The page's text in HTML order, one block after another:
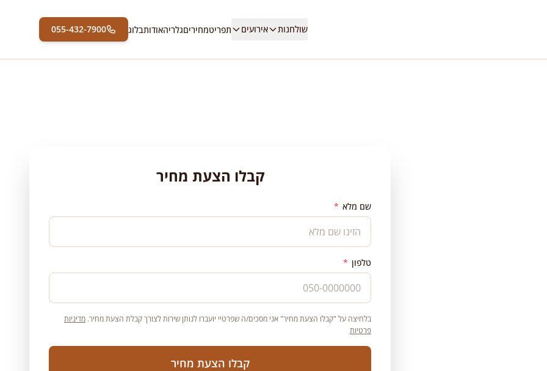
שולחנות אירועים תפריטמחיריםגלריהאודותבלוג 055-432-7900
קבלו הצעת מחיר
שם מלא *
טלפון *
בלחיצה על "קבלו הצעת מחיר" אני מסכים/ה שפרטיי יועברו לנותן שירות לצורך קבלת הצעת מחיר. מדיניות
פרטיות
קבלו הצעת מחיר